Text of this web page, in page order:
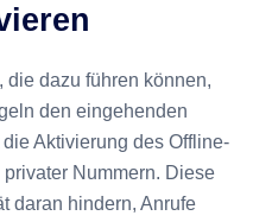
die dazu führen können,
den eingehenden
Aktivierung des Offline-
Nummern. Diese
daran hindern, Anrufe